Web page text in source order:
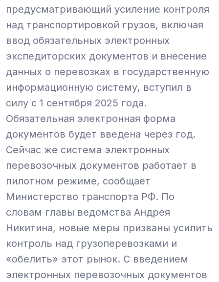
предусматривающий усиление контроля
над транспортировкой грузов, включая
ввод обязательных электронных
экспедиторских документов и внесение
данных о перевозках в государственную
информационную систему, вступил в
силу с 1 сентября 2025 года.
Обязательная электронная форма
документов будет введена через год.
Сейчас же система электронных
перевозочных документов работает в
пилотном режиме, сообщает
Министерство транспорта РФ. По
словам главы ведомства Андрея
Никитина, новые меры призваны усилить
контроль над грузоперевозками и
«обелить» этот рынок. С введением
электронных перевозочных документов